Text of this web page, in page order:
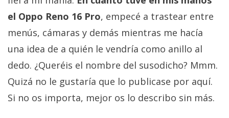
el Oppo Reno 16 Pro, empecé a trastear entre
menús, cámaras y demás mientras me hacía
una idea de a quién le vendría como anillo al
dedo. ¿Queréis el nombre del susodicho? Mmm.
Quizá no le gustaría que lo publicase por aquí.
Si no os importa, mejor os lo describo sin más.